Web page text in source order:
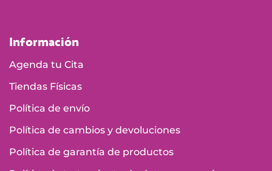
Información
Agenda tu Cita
Tiendas Físicas
Política de envío
Política de cambios y devoluciones
Política de garantía de productos